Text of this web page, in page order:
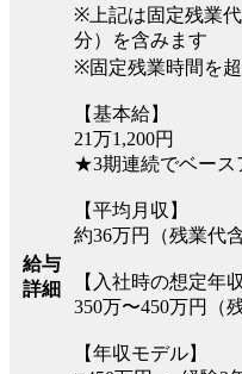
給与
詳細
※上記は固定残業代
分）を含みます
※固定残業時間を
【基本給】
21万1,200円
★3期連続でベース
【平均月収】
約36万円（残業代
【入社時の想定年収
350万〜450万円（
【年収モデル】